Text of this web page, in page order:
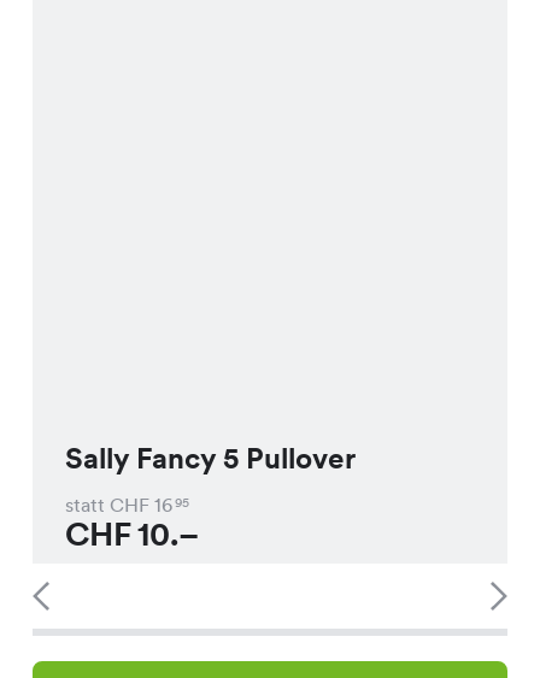
Sally Fancy 5 Pullover
statt CHF 1695
CHF10.–